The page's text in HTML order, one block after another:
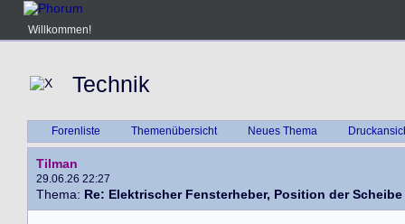
Willkommen!
Technik
Forenliste Themenübersicht Neues Thema
Tilman
29.06.26 22:27
Thema: Re: Elektrischer Fensterheber, Position der Scheibe